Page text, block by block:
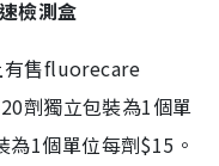
檢測盒
有售fluorecare
劑獨立包裝為1個單
1個單位每劑$15。